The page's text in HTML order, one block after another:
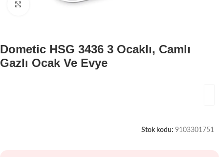
Büyütmek için tıklayın
Dometic HSG 3436 3 Ocaklı, Camlı
Gazlı Ocak Ve Evye
Stok kodu: 9103301751